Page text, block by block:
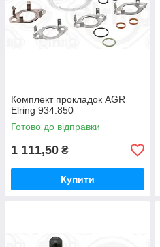
Комплект прокладок AGR
Elring 934.850
Готово до відправки
1 111,50 ₴
Купити